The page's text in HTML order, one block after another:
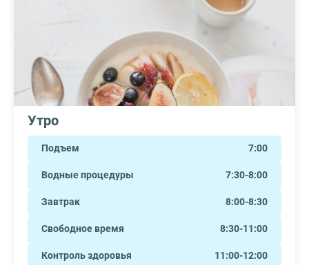
Утро
Подъем 7:00
Водные процедуры 7:30-8:00
Завтрак 8:00-8:30
Свободное время 8:30-11:00
Контроль здоровья 11:00-12:00